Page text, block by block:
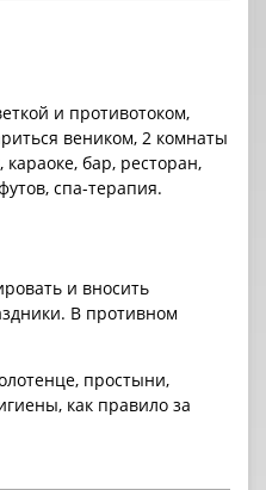
и противотоком,
веником, 2 комнаты
бар, ресторан,
спа-терапия.
и вносить
В противном
простыни,
как правило за